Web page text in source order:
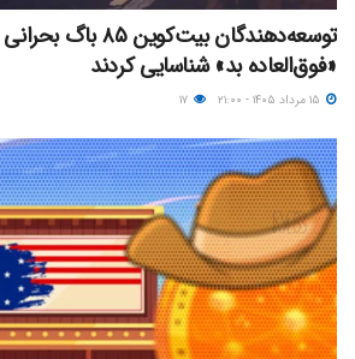
توسعه‌دهندگان
«فوق‌العاده بد» شناسایی کردند